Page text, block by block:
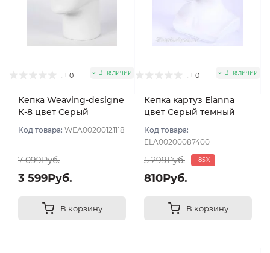
0 В наличии
Кепка Weaving-designe
К-8 цвет Серый
Код товара: WEA00200121118
7 099Руб.
3 599Руб.
В корзину
0 В наличии
Кепка картуз Elanna
цвет Серый темный
Код товара:
ELA00200087400
5 299Руб. -85%
810Руб.
В корзину